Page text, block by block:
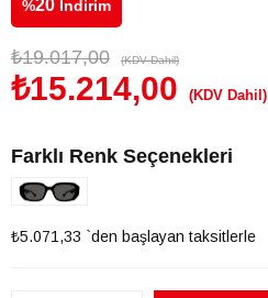
%20 İndirim
₺19.017,00 (KDV Dahil)
₺15.214,00 (KDV Dahil)
Farklı Renk Seçenekleri
₺5.071,33 `den başlayan taksitlerle